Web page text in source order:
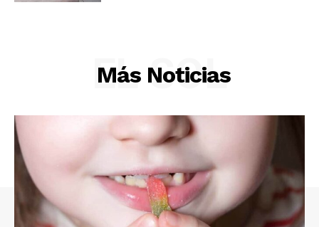
Más Noticias
EL SOL